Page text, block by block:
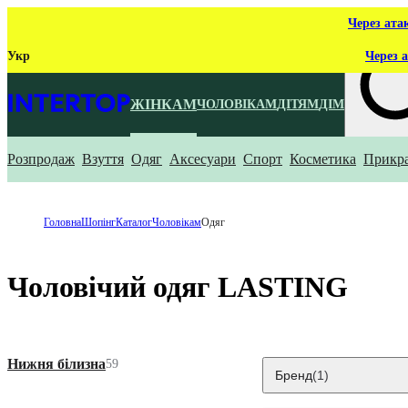
Через
Укр Через
ЖІНКАМЧОЛОВІКАМДІТЯМДІМ
Що ти
Розпродаж Взуття Одяг Аксесуари Спорт Косметика
ГоловнаШопінгКаталогЧоловікамОдяг
Чоловічий одяг LASTING
Нижня білизна59
Бренд(1)